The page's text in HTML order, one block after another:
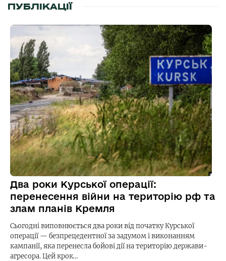
ПУБЛІКАЦІЇ
Два роки Курської операції:
перенесення війни на територію рф та
злам планів Кремля
Сьогодні виповнюється два роки від початку Курської
операції — безпрецедентної за задумом і виконанням
кампанії, яка перенесла бойові дії на територію держави-
агресора. Цей крок…